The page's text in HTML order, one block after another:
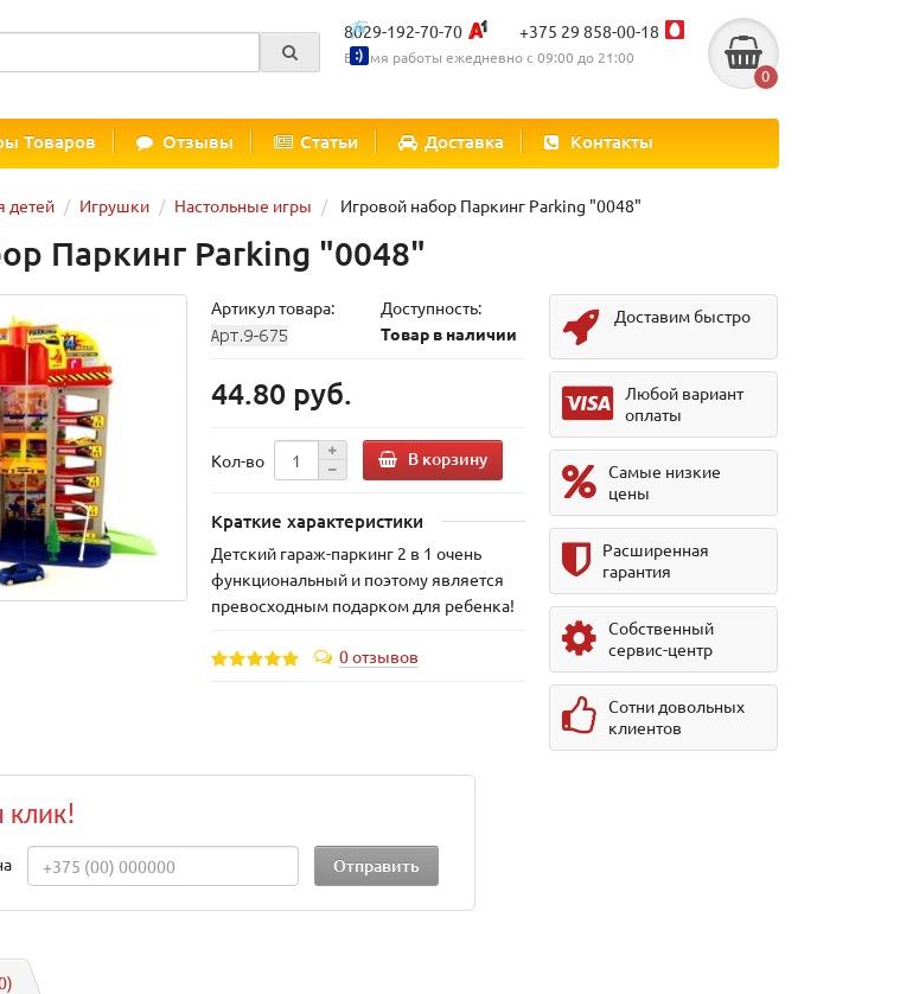
8029-192-70-70 +375 29 858-00-18
Время работы ежедневно с 09:00 до 21:00
0
Товаров Отзывы Статьи Доставка Контакты
детей Игрушки Настольные игры Игровой набор Паркинг Parking "0048"
Паркинг Parking "0048"
Артикул товара:
Доступность:
Товар в наличии
44.80 руб.
Кол-во В корзину
Краткие характеристики
Детский гараж-паркинг 2 в 1 очень
функциональный и поэтому является
превосходным подарком для ребенка!
0 отзывов
Доставим быстро
Любой вариант
оплаты
Самые низкие
цены
Расширенная
гарантия
Собственный
сервис-центр
Сотни довольных
клиентов
клик!